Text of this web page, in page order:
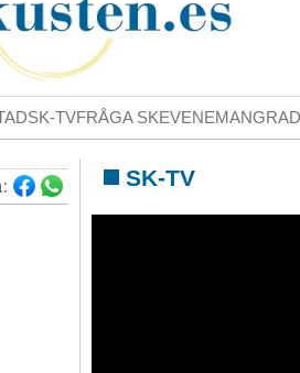
SK-TVFRÅGA SKEVENEMANG
SK-TV